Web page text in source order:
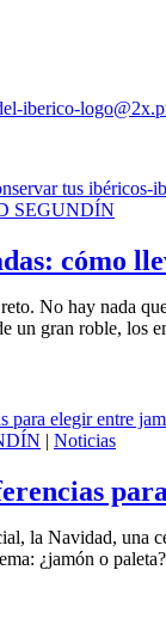
SEGUNDÍN
cómo
No hay nada
un gran roble, los
| Noticias
la Navidad,
¿jamón o